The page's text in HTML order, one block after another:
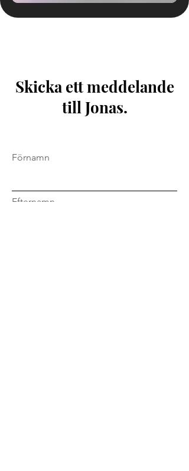
Skicka ett meddelande
till Jonas.
Förnamn
Efternamn